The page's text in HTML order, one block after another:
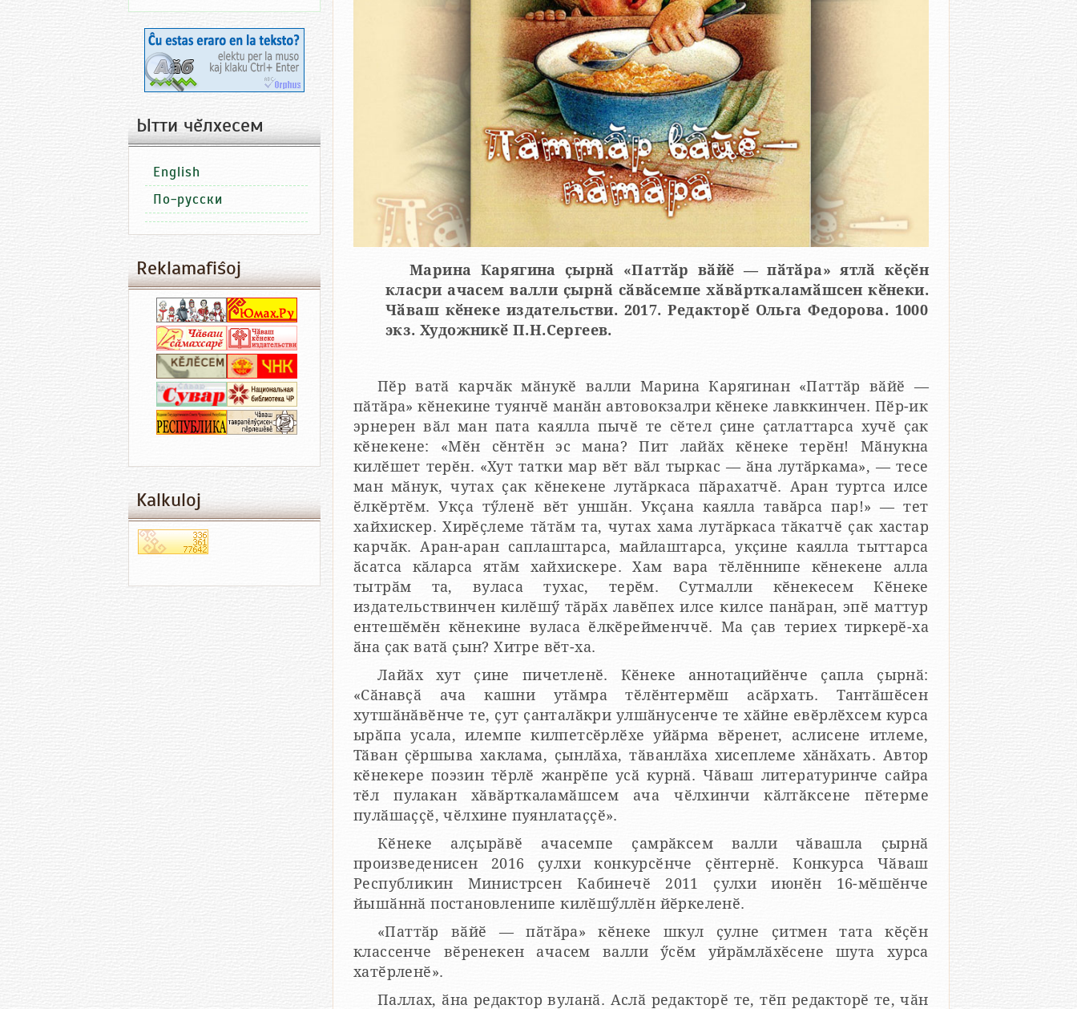
Марина Карягина ҫырнӑ «Паттӑр вӑйӗ — пӑтӑра» ятлӑ кӗҫӗн
класри ачасем валли ҫырнӑ сӑвӑсемпе хӑвӑрткаламӑшсен кӗнеки.
Чӑваш кӗнеке издательстви. 2017. Редакторӗ Ольга Федорова. 1000
экз. Художникӗ П.Н.Сергеев.
Пӗр ватӑ карчӑк мӑнукӗ валли Марина Карягинан «Паттӑр вӑйӗ —
пӑтӑра» кӗнекине туянчӗ манӑн автовокзалри кӗнеке лавккинчен. Пӗр-ик
эрнерен вӑл ман пата каялла пычӗ те сӗтел ҫине ҫатлаттарса хучӗ ҫак
кӗнекене: «Мӗн сӗнтӗн эс мана? Пит лайӑх кӗнеке терӗн! Мӑнукна
килӗшет терӗн. «Хут татки мар вӗт вӑл тыркас — ӑна лутӑркама», — тесе
ман мӑнук, чутах ҫак кӗнекене лутӑркаса пӑрахатчӗ. Аран туртса илсе
ӗлкӗртӗм. Укҫа тӳленӗ вӗт уншӑн. Укҫана каялла тавӑрса пар!» — тет
хайхискер. Хирӗҫлеме тӑтӑм та, чутах хама лутӑркаса тӑкатчӗ ҫак хастар
карчӑк. Аран-аран саплаштарса, майлаштарса, укҫине каялла тыттарса
ӑсатса кӑларса ятӑм хайхискере. Хам вара тӗлӗннипе кӗнекене алла
тытрӑм та, вуласа тухас, терӗм. Сутмалли кӗнекесем Кӗнеке
издательствинчен килӗшӳ тӑрӑх лавӗпех илсе килсе панӑран, эпӗ маттур
ентешӗмӗн кӗнекине вуласа ӗлкӗрейменччӗ. Ма ҫав териех тиркерӗ-ха
ӑна ҫак ватӑ ҫын? Хитре вӗт-ха.
Лайӑх хут ҫине пичетленӗ. Кӗнеке аннотацийӗнче ҫапла ҫырнӑ:
«Сӑнавҫӑ ача кашни утӑмра тӗлӗнтермӗш асӑрхать. Тантӑшӗсен
хутшӑнӑвӗнче те, ҫут ҫанталӑкри улшӑнусенче те хӑйне евӗрлӗхсем курса
ырӑпа усала, илемпе килпетсӗрлӗхе уйӑрма вӗренет, аслисене итлеме,
Тӑван ҫӗршыва хаклама, ҫынлӑха, тӑванлӑха хисеплеме хӑнӑхать. Автор
кӗнекере поэзин тӗрлӗ жанрӗпе усӑ курнӑ. Чӑваш литературинче сайра
тӗл пулакан хӑвӑрткаламӑшсем ача чӗлхинчи кӑлтӑксене пӗтерме
пулӑшаҫҫӗ, чӗлхине пуянлатаҫҫӗ».
Кӗнеке алҫырӑвӗ ачасемпе ҫамрӑксем валли чӑвашла ҫырнӑ
произведенисен 2016 ҫулхи конкурсӗнче ҫӗнтернӗ. Конкурса Чӑваш
Республикин Министрсен Кабинечӗ 2011 ҫулхи июнӗн 16-мӗшӗнче
йышӑннӑ постановленипе килӗшӳллӗн йӗркеленӗ.
«Паттӑр вӑйӗ — пӑтӑра» кӗнеке шкул ҫулне ҫитмен тата кӗҫӗн
классенче вӗренекен ачасем валли ӳсӗм уйрӑмлӑхӗсене шута хурса
хатӗрленӗ».
Паллах, ӑна редактор вуланӑ. Аслӑ редакторӗ те, тӗп редакторӗ те, чӑн
Ытти чĕлхесем
English
По-русски
Reklamafiŝoj
Kalkuloj